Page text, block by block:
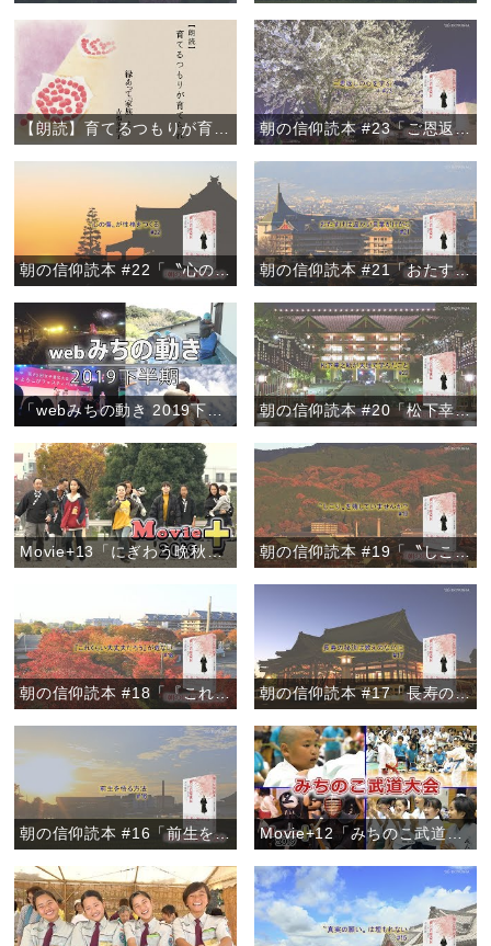
【朗読】育てるつもりが育てられ 『縁あって「家族」』より 朝の信仰読本 #23「ご恩返しの心を学ぶ」
朝の信仰読本 #22「〝心の傷〟が性格をつくる」 朝の信仰読本 #21「おたすけは温かい言葉がけから」
「webみちの動き 2019下半期」 朝の信仰読本 #20「松下幸之助が天理で学んだこと」
Movie+13「にぎわう晩秋のおやさと」 朝の信仰読本 #19「〝しこり〟を残していませんか？」
朝の信仰読本 #18「『これくらい大丈夫だろう』が危ない」 朝の信仰読本 #17「長寿の秘訣は教えのなかに」
朝の信仰読本 #16「前生を悟る方法」 Movie+12「みちのこ武道大会2019」